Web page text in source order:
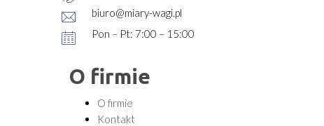
biuro@miary-wagi.pl
Pon – Pt: 7:00 – 15:00
O firmie
O firmie
Kontakt